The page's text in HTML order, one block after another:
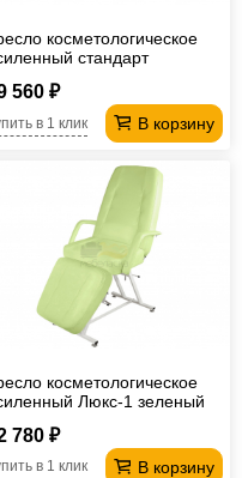
косметологическое
стандарт
560 ₽
В корзину
в 1 клик
косметологическое
Люкс-1 зеленый
780 ₽
В корзину
в 1 клик